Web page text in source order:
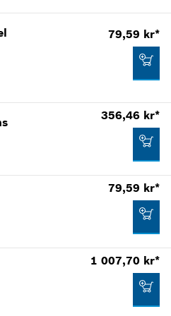
til handlekurven
handlekurven
handlekurven
79,59 kr*
priser. Eksl. Moms
356,46 kr*
79,59 kr*
1 007,70 kr*